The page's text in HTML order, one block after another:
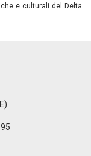
e culturali del Delta